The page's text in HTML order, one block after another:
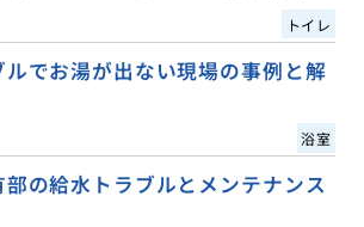
トイレ
でお湯が出ない現場の事例と解
浴室
の給水トラブルとメンテナンス